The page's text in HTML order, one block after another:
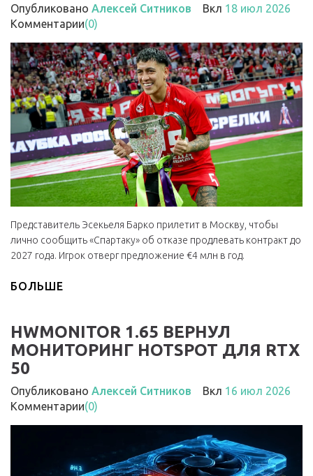
Опубликовано Алексей Ситников Вкл 18 июл 2026
Комментарии(0)
Представитель Эсекьеля Барко прилетит в Москву, чтобы
лично сообщить «Спартаку» об отказе продлевать контракт до
2027 года. Игрок отверг предложение €4 млн в год.
БОЛЬШЕ
HWMONITOR 1.65 ВЕРНУЛ
МОНИТОРИНГ HOTSPOT ДЛЯ RTX
50
Опубликовано Алексей Ситников Вкл 16 июл 2026
Комментарии(0)